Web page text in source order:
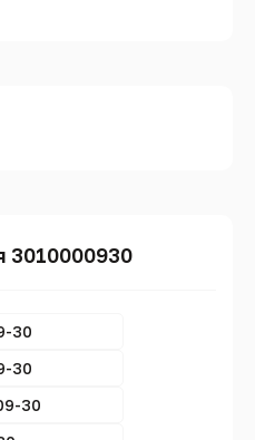
3010000930
30
30
30